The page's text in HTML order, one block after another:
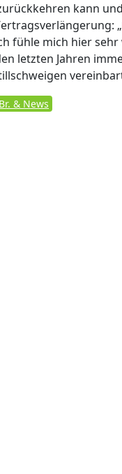
kann
fühle mich hier
letzten Jahren
& News